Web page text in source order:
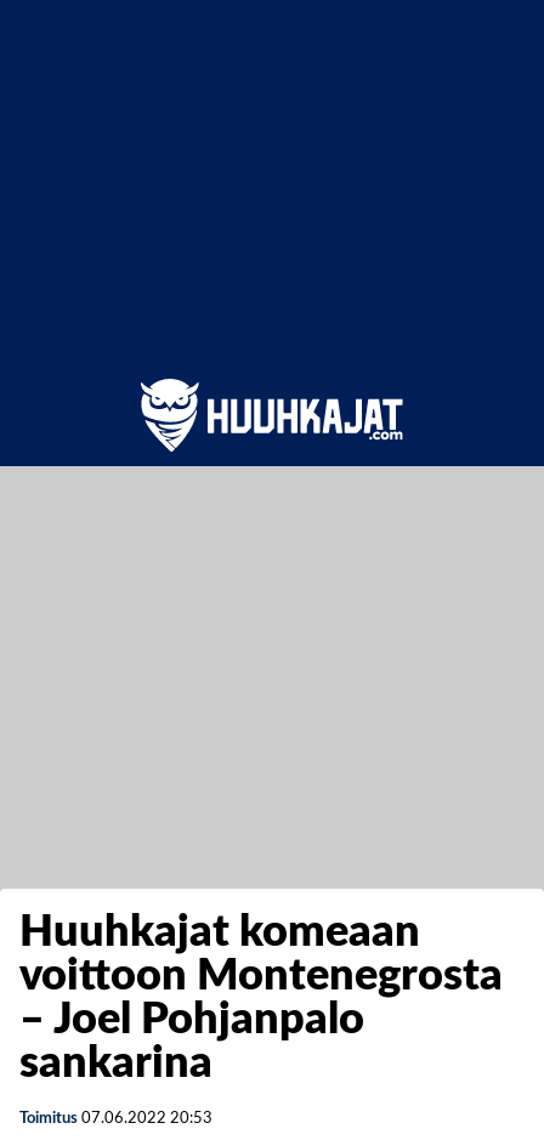
Huuhkajat komeaan
voittoon Montenegrosta
– Joel Pohjanpalo
sankarina
Toimitus 07.06.2022 20:53